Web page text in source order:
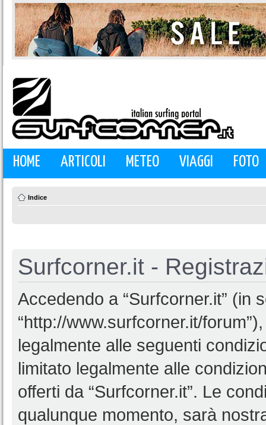
HOME ARTICOLI METEO VIAGGI FOTO
Indice
Surfcorner.it -
Accedendo a “Surfcorner.it” (in
“http://www.surfcorner.it/
legalmente alle seguenti
limitato legalmente alle
offerti da “Surfcorner.it”. Le
qualunque momento, sarà